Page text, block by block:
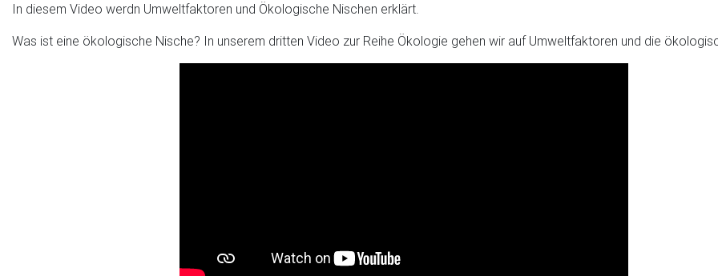
In diesem Video werdn Umweltfaktoren und Ökologische Nischen erklärt.
Was ist eine ökologische Nische? In unserem dritten Video zur Reihe Ökologie gehen wir auf Umweltfaktoren und die